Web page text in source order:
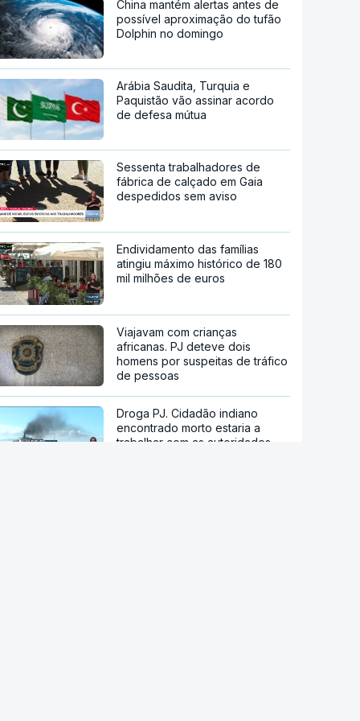
China mantém alertas antes de
possível aproximação do tufão
Dolphin no domingo
Arábia Saudita, Turquia e
Paquistão vão assinar acordo
de defesa mútua
Sessenta trabalhadores de
fábrica de calçado em Gaia
despedidos sem aviso
Endividamento das famílias
atingiu máximo histórico de 180
mil milhões de euros
Viajavam com crianças
africanas. PJ deteve dois
homens por suspeitas de tráfico
de pessoas
Droga PJ. Cidadão indiano
encontrado morto estaria a
trabalhar com as autoridades